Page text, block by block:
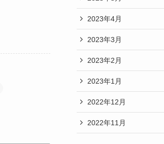
2023年4月
2023年3月
2023年2月
2023年1月
2022年12月
2022年11月